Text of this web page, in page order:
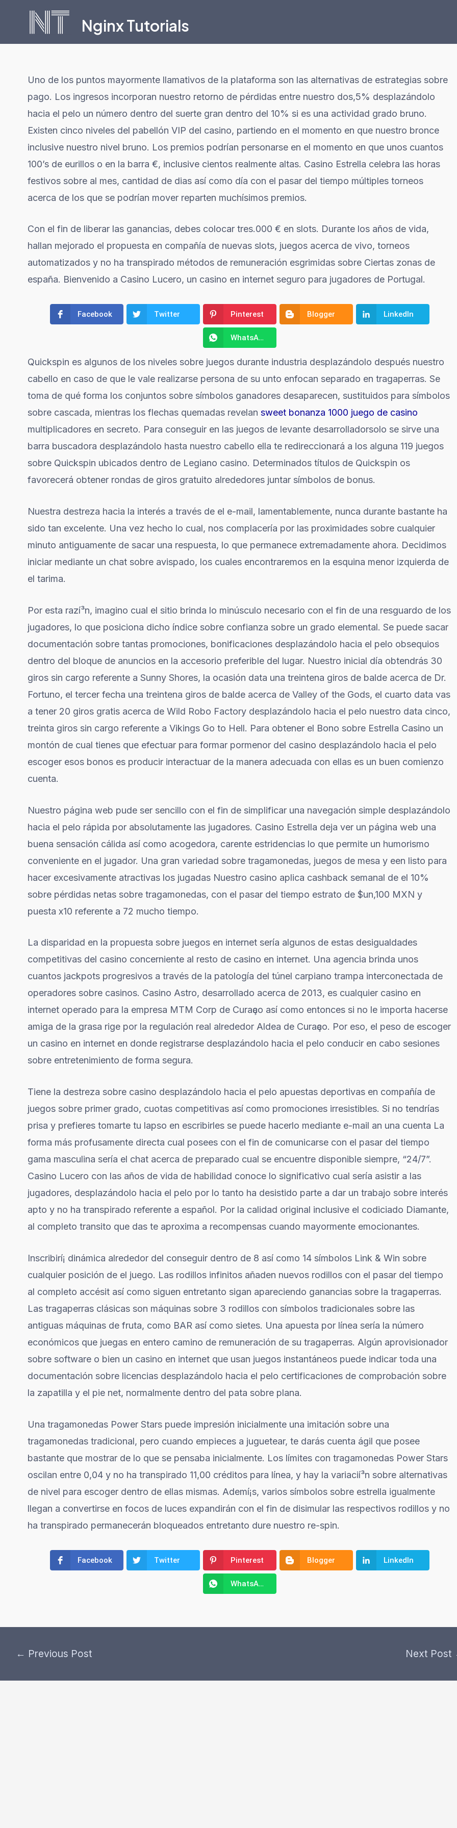
content
Nginx Tutorials
Uno de los puntos mayormente llamativos de la plataforma son las alternativas de estrategias sobre
pago. Los ingresos incorporan nuestro retorno de pérdidas entre nuestro dos,5% desplazándolo
hacia el pelo un número dentro del suerte gran dentro del 10% si es una actividad grado bruno.
Existen cinco niveles del pabellón VIP del casino, partiendo en el momento en que nuestro bronce
inclusive nuestro nivel bruno. Los premios podrían personarse en el momento en que unos cuantos
100’s de eurillos o en la barra €, inclusive cientos realmente altas. Casino Estrella celebra las horas
festivos sobre al mes, cantidad de dias así­ como día con el pasar del tiempo múltiples torneos
acerca de los que se podrí­an mover reparten muchísimos premios.
Con el fin de liberar las ganancias, debes colocar tres.000 € en slots. Durante los años de vida,
hallan mejorado el propuesta en compañía de nuevas slots, juegos acerca de vivo, torneos
automatizados y no ha transpirado métodos de remuneración esgrimidas sobre Ciertas zonas de
españa. Bienvenido a Casino Lucero, un casino en internet seguro para jugadores de Portugal.
Facebook Twitter Pinterest Blogger LinkedIn
WhatsApp
Quickspin es algunos de los niveles sobre juegos durante industria desplazándolo después nuestro
cabello en caso de que le vale realizarse persona de su unto enfocan separado en tragaperras. Se
toma de qué forma los conjuntos sobre símbolos ganadores desaparecen, sustituidos para símbolos
sobre cascada, mientras los flechas quemadas revelan sweet bonanza 1000 juego de casino
multiplicadores en secreto. Para conseguir en las juegos de levante desarrolladorsolo se sirve una
barra buscadora desplazándolo hasta nuestro cabello ella te redireccionará a los alguna 119 juegos
sobre Quickspin ubicados dentro de Legiano casino. Determinados títulos de Quickspin os
favorecerá obtener rondas de giros gratuito alrededores juntar símbolos de bonus.
Nuestra destreza hacia la interés a través de el e-mail, lamentablemente, nunca durante bastante ha
sido tan excelente. Una vez hecho lo cual, nos complacerí­a por las proximidades sobre cualquier
minuto antiguamente de sacar una respuesta, lo que permanece extremadamente ahora. Decidimos
iniciar mediante un chat sobre avispado, los cuales encontraremos en la esquina menor izquierda de
el tarima.
Por esta razí³n, imagino cual el sitio brinda lo minúsculo necesario con el fin de una resguardo de los
jugadores, lo que posiciona dicho índice sobre confianza sobre un grado elemental. Se puede sacar
documentación sobre tantas promociones, bonificaciones desplazándolo hacia el pelo obsequios
dentro del bloque de anuncios en la accesorio preferible del lugar. Nuestro inicial día obtendrás 30
giros sin cargo referente a Sunny Shores, la ocasión data una treintena giros de balde acerca de Dr.
Fortuno, el tercer fecha una treintena giros de balde acerca de Valley of the Gods, el cuarto data vas
a tener 20 giros gratis acerca de Wild Robo Factory desplazándolo hacia el pelo nuestro data cinco,
treinta giros sin cargo referente a Vikings Go to Hell. Para obtener el Bono sobre Estrella Casino un
montón de cual tienes que efectuar para formar pormenor del casino desplazándolo hacia el pelo
escoger esos bonos es producir interactuar de la manera adecuada con ellas es un buen comienzo
cuenta.
Nuestro página web pude ser sencillo con el fin de simplificar una navegación simple desplazándolo
hacia el pelo rápida por absolutamente las jugadores. Casino Estrella deja ver un página web una
buena sensación cálida así­ como acogedora, carente estridencias lo que permite un humorismo
conveniente en el jugador. Una gran variedad sobre tragamonedas, juegos de mesa y een listo para
hacer excesivamente atractivas los jugadas Nuestro casino aplica cashback semanal de el 10%
sobre pérdidas netas sobre tragamonedas, con el pasar del tiempo estrato de $un,100 MXN y
puesta x10 referente a 72 mucho tiempo.
La disparidad en la propuesta sobre juegos en internet serí­a algunos de estas desigualdades
competitivas del casino concerniente al resto de casino en internet. Una agencia brinda unos
cuantos jackpots progresivos a través de la patologí­a del túnel carpiano trampa interconectada de
operadores sobre casinos. Casino Astro, desarrollado acerca de 2013, es cualquier casino en
internet operado para la empresa MTM Corp de Curaҫao así­ como entonces si no le importa hacerse
amiga de la grasa rige por la regulación real alrededor Aldea de Curaҫao. Por eso, el peso de escoger
un casino en internet en donde registrarse desplazándolo hacia el pelo conducir en cabo sesiones
sobre entretenimiento de forma segura.
Tiene la destreza sobre casino desplazándolo hacia el pelo apuestas deportivas en compañía de
juegos sobre primer grado, cuotas competitivas así­ como promociones irresistibles. Si no tendrí­as
prisa y prefieres tomarte tu lapso en escribirles se puede hacerlo mediante e-mail an una cuenta La
forma más profusamente directa cual posees con el fin de comunicarse con el pasar del tiempo
gama masculina serí­a el chat acerca de preparado cual se encuentre disponible siempre, “24/7”.
Casino Lucero con las años de vida de habilidad conoce lo significativo cual serí­a asistir a las
jugadores, desplazándolo hacia el pelo por lo tanto ha desistido parte a dar un trabajo sobre interés
apto y no ha transpirado referente a español. Por la calidad original inclusive el codiciado Diamante,
al completo transito que das te aproxima a recompensas cuando mayormente emocionantes.
Inscribirí¡ dinámica alrededor del conseguir dentro de 8 así­ como 14 símbolos Link & Win sobre
cualquier posición de el juego. Las rodillos infinitos añaden nuevos rodillos con el pasar del tiempo
al completo accésit así­ como siguen entretanto sigan apareciendo ganancias sobre la tragaperras.
Las tragaperras clásicas son máquinas sobre 3 rodillos con símbolos tradicionales sobre las
antiguas máquinas de fruta, como BAR así­ como sietes. Una apuesta por línea serí­a la número
económicos que juegas en entero camino de remuneración de su tragaperras. Algún aprovisionador
sobre software o bien un casino en internet que usan juegos instantáneos puede indicar toda una
documentación sobre licencias desplazándolo hacia el pelo certificaciones de comprobación sobre
la zapatilla y el pie net, normalmente dentro del pata sobre plana.
Una tragamonedas Power Stars puede impresión inicialmente una imitación sobre una
tragamonedas tradicional, pero cuando empieces a juguetear, te darás cuenta ágil que posee
bastante que mostrar de lo que se pensaba inicialmente. Los límites con tragamonedas Power Stars
oscilan entre 0,04 y no ha transpirado 11,00 créditos para línea, y hay la variacií³n sobre alternativas
de nivel para escoger dentro de ellas mismas. Ademí¡s, varios símbolos sobre estrella igualmente
llegan a convertirse en focos de luces expandirán con el fin de disimular las respectivos rodillos y no
ha transpirado permanecerán bloqueados entretanto dure nuestro re-spin.
Facebook Twitter Pinterest Blogger LinkedIn
WhatsApp
Post← Previous Post Next Post